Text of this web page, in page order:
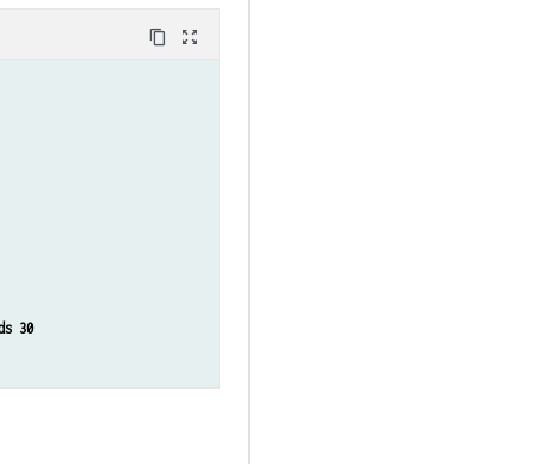
content_copy zoom_out_map
30